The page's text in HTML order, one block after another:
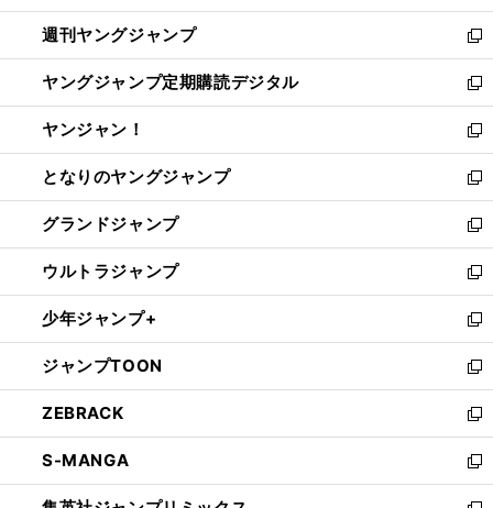
開
く
ウ
で
開
く
ン
ド
ウ
で
開
く
ウ
ィ
ン
ド
ウ
で
開
く
週刊ヤングジャンプ
新
し
い
ウ
ィ
ン
ド
ウ
で
開
く
ヤングジャンプ定期購読デジタル
新
し
い
ウ
ィ
ン
ド
ウ
で
開
く
ヤンジャン！
新
し
い
ウ
ィ
ン
ド
ウ
で
開
く
となりのヤングジャンプ
新
し
い
ウ
ィ
ン
ド
ウ
で
開
く
グランドジャンプ
新
し
い
ウ
ィ
ン
ド
ウ
で
開
く
ウルトラジャンプ
新
し
い
ウ
ィ
ン
ド
ウ
で
開
少年ジャンプ+
新
し
い
ウ
ィ
ン
ド
ウ
ジャンプTOON
新
し
い
ウ
ィ
ン
ZEBRACK
新
し
い
ウ
S-MANGA
新
し